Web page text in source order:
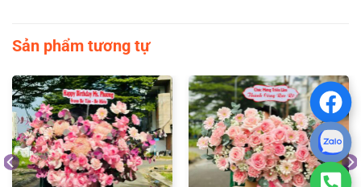
Sản phẩm tương tự